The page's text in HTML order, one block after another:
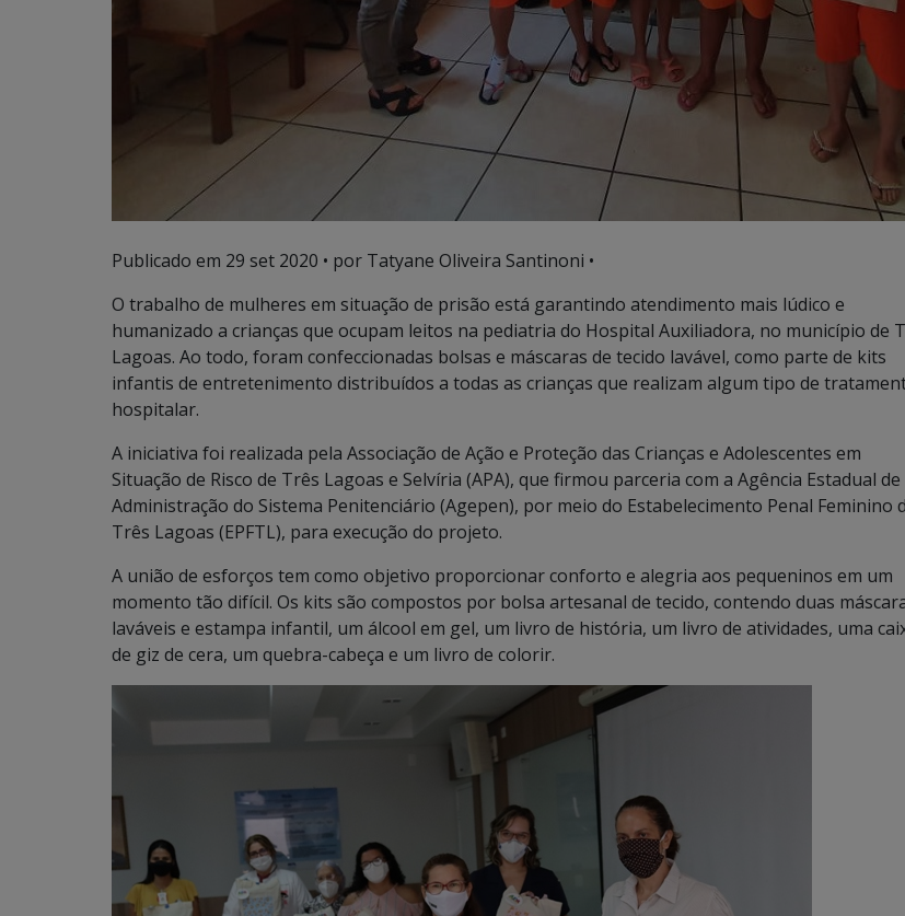
Publicado em 29 set 2020 • por Tatyane Oliveira Santinoni •
O trabalho de mulheres em situação de prisão está garantindo atendimento mais lúdico e
humanizado a crianças que ocupam leitos na pediatria do Hospital Auxiliadora, no município de
Lagoas. Ao todo, foram confeccionadas bolsas e máscaras de tecido lavável, como parte de kits
infantis de entretenimento distribuídos a todas as crianças que realizam algum tipo de
hospitalar.
A iniciativa foi realizada pela Associação de Ação e Proteção das Crianças e Adolescentes em
Situação de Risco de Três Lagoas e Selvíria (APA), que firmou parceria com a Agência Estadual de
Administração do Sistema Penitenciário (Agepen), por meio do Estabelecimento Penal Feminino
Três Lagoas (EPFTL), para execução do projeto.
A união de esforços tem como objetivo proporcionar conforto e alegria aos pequeninos em um
momento tão difícil. Os kits são compostos por bolsa artesanal de tecido, contendo duas
laváveis e estampa infantil, um álcool em gel, um livro de história, um livro de atividades, uma
de giz de cera, um quebra-cabeça e um livro de colorir.